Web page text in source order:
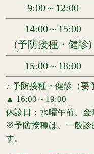
♪ 予防接種・健診（要
▲ 16:00～19:00
休診日：水曜午前、
※予防接種は、一般診
す。
9:00～12:00
14:00～15:00
(予防接種・健診)
15:00～18:00